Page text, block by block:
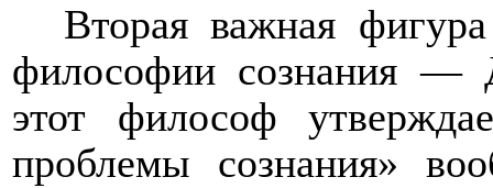
Вторая важная
философии сознания —
этот философ
проблемы сознания»